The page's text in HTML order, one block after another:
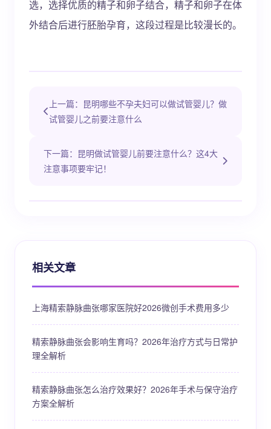
选，选择优质的精子和卵子结合，精子和卵子在体
外结合后进行胚胎孕育，这段过程是比较漫长的。
上一篇：昆明哪些不孕夫妇可以做试管婴儿？做
试管婴儿之前要注意什么
下一篇：昆明做试管婴儿前要注意什么？这4大
注意事项要牢记！
相关文章
上海精索静脉曲张哪家医院好2026微创手术费用多少
精索静脉曲张会影响生育吗？2026年治疗方式与日常护
理全解析
精索静脉曲张怎么治疗效果好？2026年手术与保守治疗
方案全解析